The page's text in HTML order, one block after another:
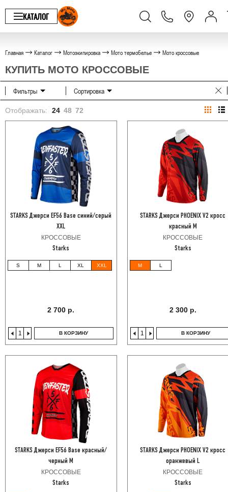
КАТАЛОГ
Главная Каталог Мотоэкипировка Мото термобелье Мото кроссовые
КУПИТЬ МОТО КРОССОВЫЕ
Фильтры Сортировка
Отображать: 24 48 72
STARKS Джерси EF56 Base синий/серый
XXL
КРОССОВЫЕ
Starks
S M L XL XXL
2 700 р.
В КОРЗИНУ
STARKS Джерси PHOENIX V2 кросс
красный M
КРОССОВЫЕ
Starks
M L
2 300 р.
В КОРЗИНУ
STARKS Джерси EF56 Base красный/
черный M
КРОССОВЫЕ
Starks
STARKS Джерси PHOENIX V2 кросс
оранжевый L
КРОССОВЫЕ
Starks